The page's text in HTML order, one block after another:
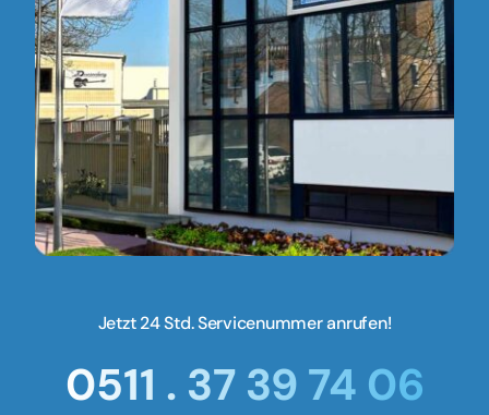
Jetzt 24 Std. Servicenummer anrufen!
0511 . 37 39 74 06